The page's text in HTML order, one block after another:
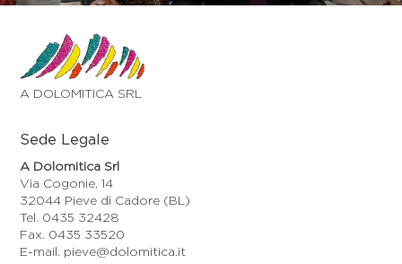
A DOLOMITICA SRL
Sede Legale
A Dolomitica Srl
Via Cogonie, 14
32044 Pieve di Cadore (BL)
Tel. 0435 32428
Fax. 0435 33520
E-mail. pieve@dolomitica.it